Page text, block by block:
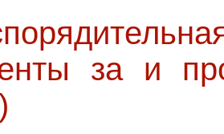
за и